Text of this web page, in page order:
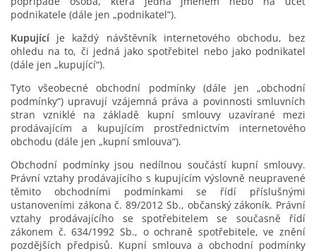
podnikatele (dále jen „podnikatel“).
Kupující je každý návštěvník internetového obchodu, bez
ohledu na to, či jedná jako spotřebitel nebo jako podnikatel
(dále jen „kupující“).
Tyto všeobecné obchodní podmínky (dále jen „obchodní
podmínky“) upravují vzájemná práva a povinnosti smluvních
stran vzniklé na základě kupní smlouvy uzavírané mezi
prodávajícím a kupujícím prostřednictvím internetového
obchodu (dále jen „kupní smlouva“).
Obchodní podmínky jsou nedílnou součástí kupní smlouvy.
Právní vztahy prodávajícího s kupujícím výslovně neupravené
těmito obchodními podmínkami se řídí příslušnými
ustanoveními zákona č. 89/2012 Sb., občanský zákoník. Právní
vztahy prodávajícího se spotřebitelem se současně řídí
zákonem č. 634/1992 Sb., o ochraně spotřebitele, ve znění
pozdějších předpisů. Kupní smlouva a obchodní podmínky